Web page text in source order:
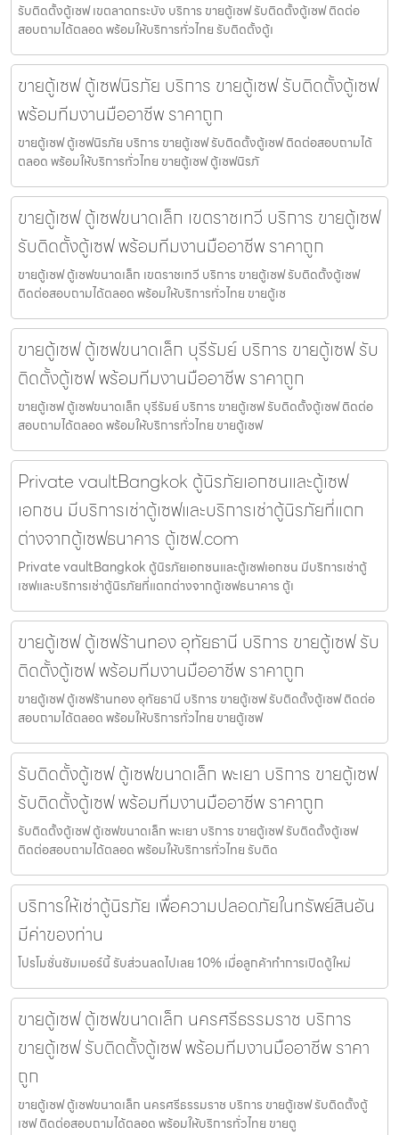
รับติดตั้งตู้เซฟ เขตลาดกระบัง บริการ ขายตู้เซฟ รับติดตั้งตู้เซฟ ติดต่อ
สอบถามได้ตลอด พร้อมให้บริการทั่วไทย รับติดตั้งตู้เ
ขายตู้เซฟ ตู้เซฟนิรภัย บริการ ขายตู้เซฟ รับติดตั้งตู้เซฟ
พร้อมทีมงานมืออาชีพ ราคาถูก
ขายตู้เซฟ ตู้เซฟนิรภัย บริการ ขายตู้เซฟ รับติดตั้งตู้เซฟ ติดต่อสอบถามได้
ตลอด พร้อมให้บริการทั่วไทย ขายตู้เซฟ ตู้เซฟนิรภั
ขายตู้เซฟ ตู้เซฟขนาดเล็ก เขตราชเทวี บริการ ขายตู้เซฟ
รับติดตั้งตู้เซฟ พร้อมทีมงานมืออาชีพ ราคาถูก
ขายตู้เซฟ ตู้เซฟขนาดเล็ก เขตราชเทวี บริการ ขายตู้เซฟ รับติดตั้งตู้เซฟ
ติดต่อสอบถามได้ตลอด พร้อมให้บริการทั่วไทย ขายตู้เซ
ขายตู้เซฟ ตู้เซฟขนาดเล็ก บุรีรัมย์ บริการ ขายตู้เซฟ รับ
ติดตั้งตู้เซฟ พร้อมทีมงานมืออาชีพ ราคาถูก
ขายตู้เซฟ ตู้เซฟขนาดเล็ก บุรีรัมย์ บริการ ขายตู้เซฟ รับติดตั้งตู้เซฟ ติดต่อ
สอบถามได้ตลอด พร้อมให้บริการทั่วไทย ขายตู้เซฟ
Private vaultBangkok ตู้นิรภัยเอกชนและตู้เซฟ
เอกชน มีบริการเช่าตู้เซฟและบริการเช่าตู้นิรภัยที่แตก
ต่างจากตู้เซฟธนาคาร ตู้เซฟ.com
Private vaultBangkok ตู้นิรภัยเอกชนและตู้เซฟเอกชน มีบริการเช่าตู้
เซฟและบริการเช่าตู้นิรภัยที่แตกต่างจากตู้เซฟธนาคาร ตู้เ
ขายตู้เซฟ ตู้เซฟร้านทอง อุทัยธานี บริการ ขายตู้เซฟ รับ
ติดตั้งตู้เซฟ พร้อมทีมงานมืออาชีพ ราคาถูก
ขายตู้เซฟ ตู้เซฟร้านทอง อุทัยธานี บริการ ขายตู้เซฟ รับติดตั้งตู้เซฟ ติดต่อ
สอบถามได้ตลอด พร้อมให้บริการทั่วไทย ขายตู้เซฟ
รับติดตั้งตู้เซฟ ตู้เซฟขนาดเล็ก พะเยา บริการ ขายตู้เซฟ
รับติดตั้งตู้เซฟ พร้อมทีมงานมืออาชีพ ราคาถูก
รับติดตั้งตู้เซฟ ตู้เซฟขนาดเล็ก พะเยา บริการ ขายตู้เซฟ รับติดตั้งตู้เซฟ
ติดต่อสอบถามได้ตลอด พร้อมให้บริการทั่วไทย รับติด
บริการให้เช่าตู้นิรภัย เพื่อความปลอดภัยในทรัพย์สินอัน
มีค่าของท่าน
โปรโมชั่นชัมเมอร์นี้ รับส่วนลดไปเลย 10% เมื่อลูกค้าทำการเปิดตู้ใหม่
ขายตู้เซฟ ตู้เซฟขนาดเล็ก นครศรีธรรมราช บริการ
ขายตู้เซฟ รับติดตั้งตู้เซฟ พร้อมทีมงานมืออาชีพ ราคา
ถูก
ขายตู้เซฟ ตู้เซฟขนาดเล็ก นครศรีธรรมราช บริการ ขายตู้เซฟ รับติดตั้งตู้
เซฟ ติดต่อสอบถามได้ตลอด พร้อมให้บริการทั่วไทย ขายตู